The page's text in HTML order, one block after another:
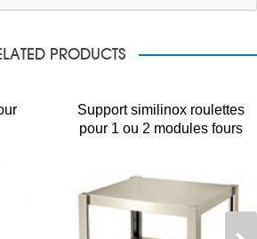
PRODUCTS
Support similinox roulettes
pour 1 ou 2 modules fours